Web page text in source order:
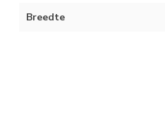
Breedte